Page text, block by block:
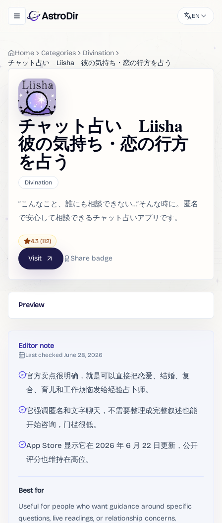
Toggle navigation menu
AstroDir EN
Home Categories
Divination
チャット占い Liisha 彼の気持ち・恋の行方を占う
チャット占い Liisha
彼の気持ち・恋の行方
を占う
Divination
“こんなこと、誰にも相談できない…”そんな時に。匿名
で安心して相談できるチャット占いアプリです。
4.3 (112)
Visit Share badge
Preview
Editor note
Last checked June 28, 2026
官方卖点很明确，就是可以直接把恋爱、结婚、复
合、育儿和工作烦恼发给经验占卜师。
它强调匿名和文字聊天，不需要整理成完整叙述也能
开始咨询，门槛很低。
App Store 显示它在 2026 年 6 月 22 日更新，公开
评分也维持在高位。
Best for
Useful for people who want guidance around specific
questions, live readings, or relationship concerns.